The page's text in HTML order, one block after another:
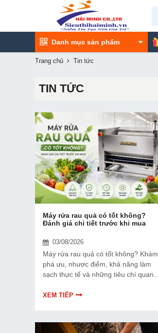
Danh mục sản phẩm
Trang chủ Tin tức
TIN TỨC
Máy rửa rau quả có tốt không?
Đánh giá chi tiết trước khi mua
03/08/2026
Máy rửa rau quả có tốt không? Khám
phá ưu, nhược điểm, khả năng làm
sạch thực tế và những tiêu chí quan
phẩm phù hợp, an toàn và tiết kiệm
XEM TIẾP